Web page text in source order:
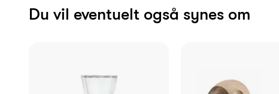
Skrifttype anbefaling
Du vil eventuelt også synes om